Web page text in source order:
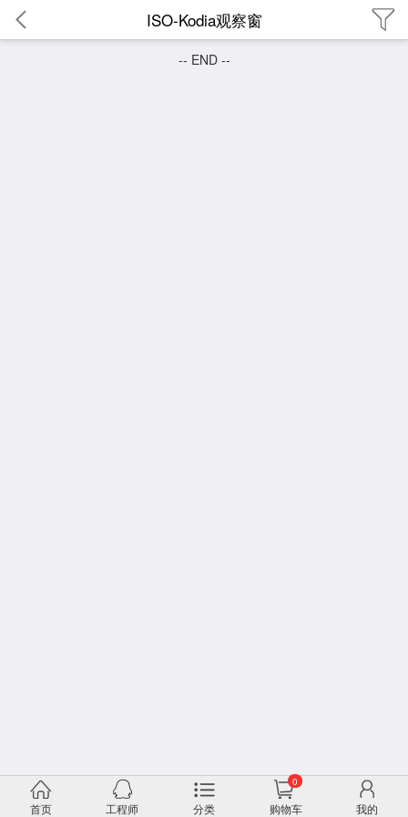
ISO-Kodia观察窗
首页 工程师 分类
0
购物车 我的
-- END --